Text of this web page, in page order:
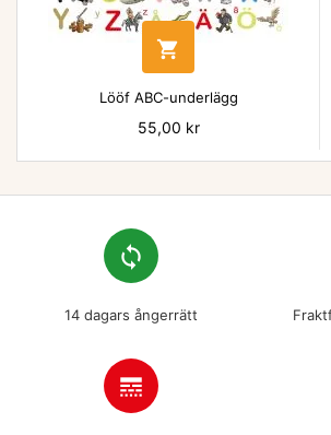

Lööf ABC-underlägg
Pris
55,00 kr
loop
14 dagars ångerrätt
line_style